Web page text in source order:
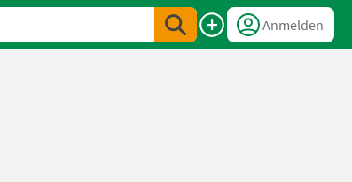
Anmelden